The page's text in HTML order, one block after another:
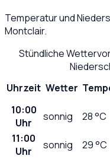
Temperatur und
Montclair.
Stündliche
Uhrzeit Wetter
10:00
Uhr
sonnig 28°C
11:00
Uhr
sonnig 29°C